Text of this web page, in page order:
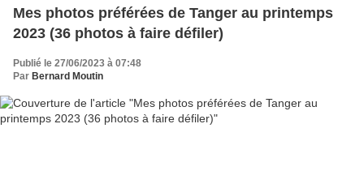
Mes photos préférées de Tanger au printemps
2023 (36 photos à faire défiler)
Publié le 27/06/2023 à 07:48
Par Bernard Moutin